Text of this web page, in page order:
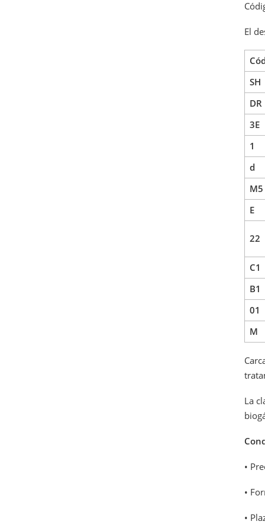
El
SH
DR
3E
1
d
M5
E
22
C1
B1
01
M
La
•
•
•